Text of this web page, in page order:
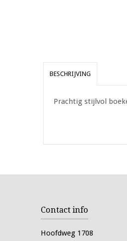
BESCHRIJVING
Prachtig stijlvol
Contact info
Hoofdweg 1708